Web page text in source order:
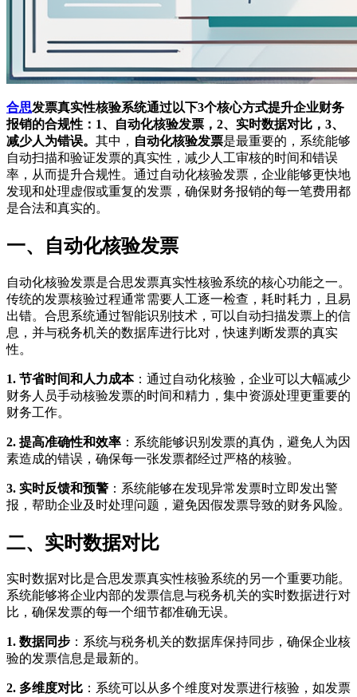
合思发票真实性核验系统通过以下3个核心方式提升企业财务
报销的合规性：1、自动化核验发票，2、实时数据对比，3、
减少人为错误。 其中， 自动化核验发票是最重要的，系统能够
自动扫描和验证发票的真实性，减少人工审核的时间和错误
率，从而提升合规性。通过自动化核验发票，企业能够更快地
发现和处理虚假或重复的发票，确保财务报销的每一笔费用都
是合法和真实的。
一、自动化核验发票
自动化核验发票是合思发票真实性核验系统的核心功能之一。
传统的发票核验过程通常需要人工逐一检查，耗时耗力，且易
出错。合思系统通过智能识别技术，可以自动扫描发票上的信
息，并与税务机关的数据库进行比对，快速判断发票的真实
性。
1. 节省时间和人力成本：通过自动化核验，企业可以大幅减少
财务人员手动核验发票的时间和精力，集中资源处理更重要的
财务工作。
2. 提高准确性和效率 ：系统能够识别发票的真伪，避免人为因
素造成的错误，确保每一张发票都经过严格的核验。
3. 实时反馈和预警 ：系统能够在发现异常发票时立即发出警
报，帮助企业及时处理问题，避免因假发票导致的财务风险。
二、实时数据对比
实时数据对比是合思发票真实性核验系统的另一个重要功能。
系统能够将企业内部的发票信息与税务机关的实时数据进行对
比，确保发票的每一个细节都准确无误。
1. 数据同步 ：系统与税务机关的数据库保持同步，确保企业核
验的发票信息是最新的。
2. 多维度对比 ：系统可以从多个维度对发票进行核验，如发票